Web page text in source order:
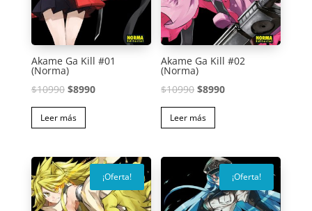
Akame Ga Kill #01
(Norma)
$10990 El
precio
original
$10990.
$8990El
$8990.
Leer más
Akame Ga Kill #02
(Norma)
$10990 El
precio
original
$10990.
$8990El
$8990.
Leer más
¡Oferta! ¡Oferta!